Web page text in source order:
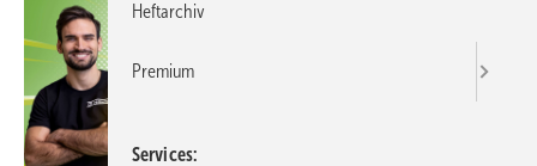
Heftarchiv
Premium
Services